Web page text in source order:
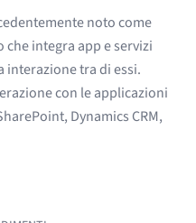
noto come
integra app e servizi
tra di essi.
con le applicazioni
Dynamics CRM,